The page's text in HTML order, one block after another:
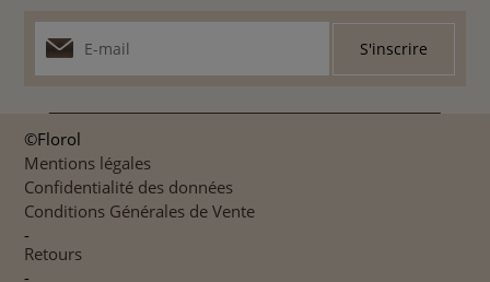
©Florol
Mentions légales
Confidentialité des données
Conditions Générales de Vente
-
Retours